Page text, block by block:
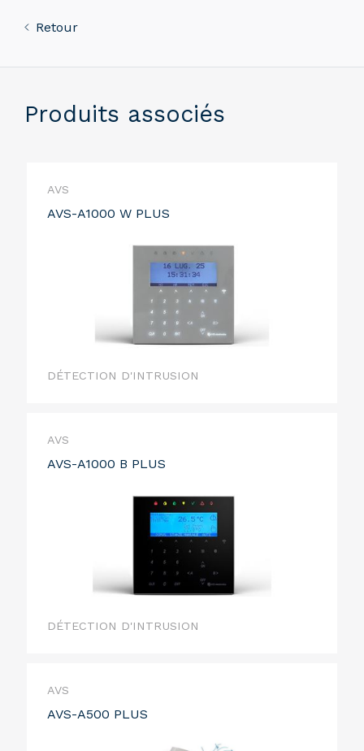
Retour
Produits associés
AVS
AVS-A1000 W PLUS
DÉTECTION D'INTRUSION
AVS
AVS-A1000 B PLUS
DÉTECTION D'INTRUSION
AVS
AVS-A500 PLUS